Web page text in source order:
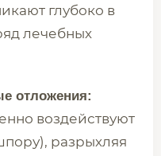
глубоко в
лечебных
отложения:
воздействуют
разрыхляя